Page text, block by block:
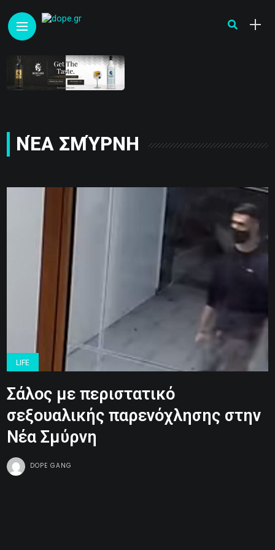
ΝΈΑ ΣΜΎΡΝΗ
LIFE
Σάλος με περιστατικό
σεξουαλικής παρενόχλησης στην
Νέα Σμύρνη
DOPE GANG